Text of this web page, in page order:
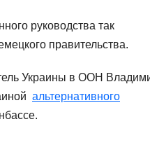
руководства так
правительства.
Украины в ООН
альтернативного